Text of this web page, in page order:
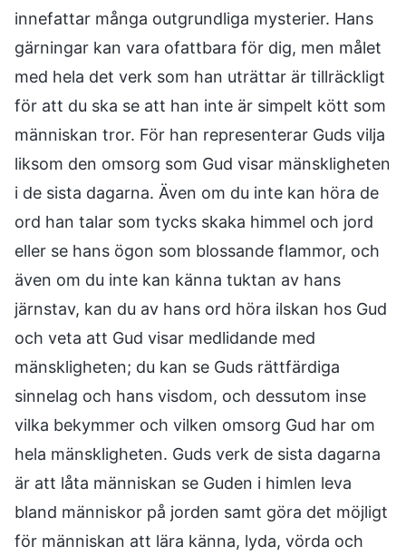
innefattar många outgrundliga mysterier. Hans
gärningar kan vara ofattbara för dig, men målet
med hela det verk som han uträttar är tillräckligt
för att du ska se att han inte är simpelt kött som
människan tror. För han representerar Guds vilja
liksom den omsorg som Gud visar mänskligheten
i de sista dagarna. Även om du inte kan höra de
ord han talar som tycks skaka himmel och jord
eller se hans ögon som blossande flammor, och
även om du inte kan känna tuktan av hans
järnstav, kan du av hans ord höra ilskan hos Gud
och veta att Gud visar medlidande med
mänskligheten; du kan se Guds rättfärdiga
sinnelag och hans visdom, och dessutom inse
vilka bekymmer och vilken omsorg Gud har om
hela mänskligheten. Guds verk de sista dagarna
är att låta människan se Guden i himlen leva
bland människor på jorden samt göra det möjligt
för människan att lära känna, lyda, vörda och